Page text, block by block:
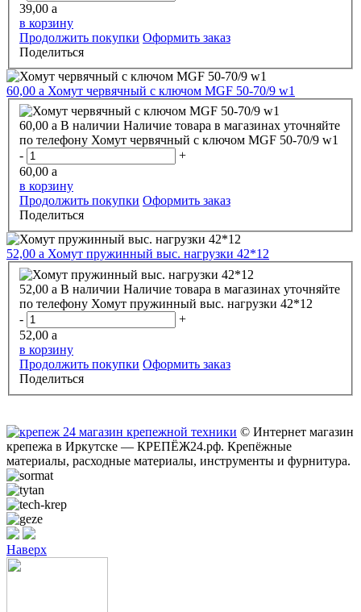
39,00 a
в корзину
Продолжить покупки Оформить заказ
Поделиться
60,00 a Хомут червячный с ключом MGF 50-70/9 w1
60,00 a В наличии Наличие товара в магазинах уточняйте
по телефону Хомут червячный с ключом MGF 50-70/9 w1
-
+
60,00 a
в корзину
Продолжить покупки Оформить заказ
Поделиться
52,00 a Хомут пружинный выс. нагрузки 42*12
52,00 a В наличии Наличие товара в магазинах уточняйте
по телефону Хомут пружинный выс. нагрузки 42*12
-
+
52,00 a
в корзину
Продолжить покупки Оформить заказ
Поделиться
© Интернет магазин
крепежа в Иркутске — КРЕПЁЖ24.рф. Крепёжные
материалы, расходные материалы, инструменты и фурнитура.
Наверх